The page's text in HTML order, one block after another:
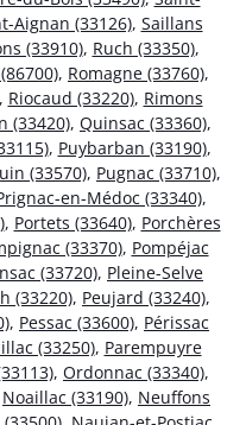
Aignan (33126), Saillans
(33910), Ruch (33350),
, Romagne (33760),
Riocaud (33220), Rimons
(33420), Quinsac (33360),
, Puybarban (33190),
(33570), Pugnac (33710),
en-Médoc (33340),
, Portets (33640), Porchères
(33370), Pompéjac
(33720), Pleine-Selve
(33220), Peujard (33240),
, Pessac (33600), Périssac
(33250), Parempuyre
, Ordonnac (33340),
Noaillac (33190), Neuffons